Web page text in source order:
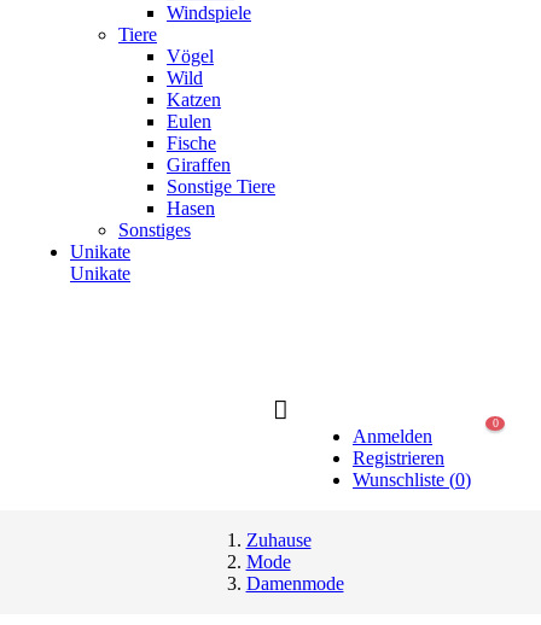
Windspiele
Tiere
Vögel
Wild
Katzen
Eulen
Fische
Giraffen
Sonstige Tiere
Hasen
Sonstiges
Unikate
Unikate
Anmelden
Registrieren
Wunschliste (0)
0
Zuhause
Mode
Damenmode